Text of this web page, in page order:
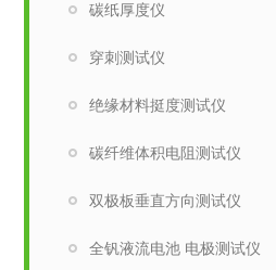
碳纸厚度仪
穿刺测试仪
绝缘材料挺度测试仪
碳纤维体积电阻测试仪
双极板垂直方向测试仪
全钒液流电池 电极测试仪